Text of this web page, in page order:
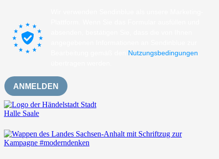
Nutzungsbedingungen
ANMELDEN